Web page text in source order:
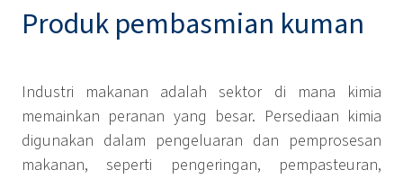
Produk pembasmian kuman
Industri makanan adalah sektor di mana kimia
memainkan peranan yang besar. Persediaan kimia
digunakan dalam pengeluaran dan pemprosesan
makanan, seperti pengeringan, pempasteuran,